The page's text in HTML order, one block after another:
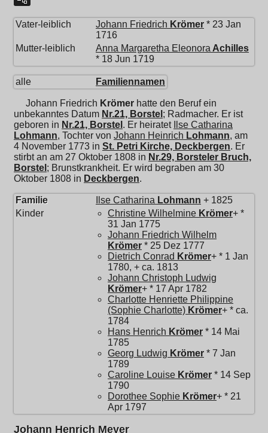
Vater-leiblich Johann Friedrich Krömer * 23 Jan
1716
Mutter-leiblich
Anna Margaretha Eleonora Achilles
* 18 Jun 1719
alle Familiennamen
Johann Friedrich Krömer hatte den Beruf ein
unbekanntes Datum Nr.21, Borstel ; Radmacher. Er ist
geboren in Nr.21, Borstel . Er heiratet
Ilse Catharina
Lohmann, Tochter von Johann Heinrich Lohmann, am
4 November 1773 in St. Petri Kirche, Deckbergen. Er
stirbt an am 27 Oktober 1808 in Nr.29, Borsteler Bruch,
Borstel ; Brunstkrankheit. Er wird begraben am 30
Oktober 1808 in Deckbergen.
Familie Ilse Catharina Lohmann + 1825
Kinder
Christine Wilhelmine Krömer+ *
31 Jan 1775
Johann Friedrich Wilhelm
Krömer * 25 Dez 1777
Dietrich Conrad Krömer+ * 1 Jan
1780, + ca. 1813
Johann Christoph Ludwig
Krömer+ * 17 Apr 1782
Charlotte Henriette Philippine
(Sophie Charlotte) Krömer+ * ca.
1784
Hans Henrich Krömer * 14 Mai
1785
Georg Ludwig Krömer * 7 Jan
1789
Caroline Louise Krömer * 14 Sep
1790
Dorothee Sophie Krömer+ * 21
Apr 1797
Johann Henrich Meyer